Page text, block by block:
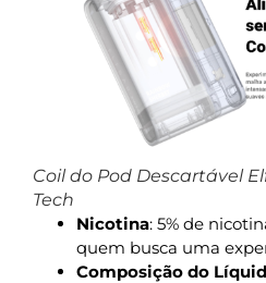
Coil do Pod Descartável
Tech
Nicotina: 5% de
quem busca uma
Composição do